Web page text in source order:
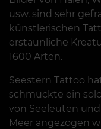
usw. sind sehr
künstlerischen
erstaunliche
1600 Arten.
Seestern Tattoo
schmückte ein
von Seeleuten
Meer angezogen